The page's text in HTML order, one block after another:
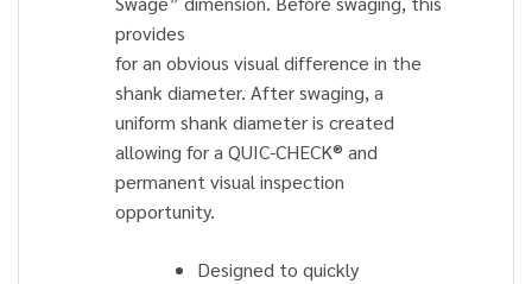
provides
for an obvious visual difference in the
shank diameter. After swaging, a
uniform shank diameter is created
allowing for a QUIC-CHECK® and
permanent visual inspection
opportunity.
Designed to quickly